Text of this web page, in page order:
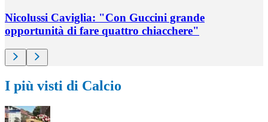
Nicolussi Caviglia: "Con Guccini grande
opportunità di fare quattro chiacchere"
I più visti di Calcio